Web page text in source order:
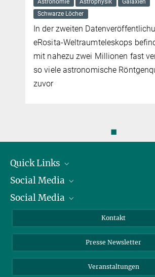
Astrophysik
Galaxien
Löcher
zweiten Datenveröffentlichung des
Weltraumteleskops befinden sich
nahezu zwei Millionen fast verdoppelt
viele astronomische Röntgenquellen wie
◼
Quick Links
Präsident
Zahlen und Fakten
Meldestelle Fehlverhalten
Social Media
Bluesky
TikTok
Social Media
Instagram
YouTube
Kontakt
Presse Newsletter
Veranstaltungen